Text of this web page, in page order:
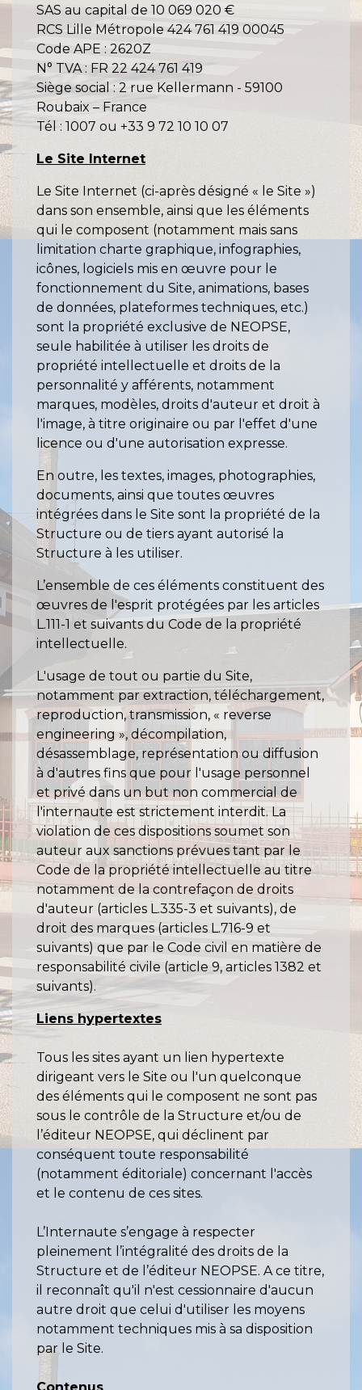
SAS au capital de 10 069 020 €
RCS Lille Métropole 424 761 419 00045
Code APE : 2620Z
N° TVA : FR 22 424 761 419
Siège social : 2 rue Kellermann - 59100
Roubaix – France
Tél : 1007 ou +33 9 72 10 10 07
Le Site Internet
Le Site Internet (ci-après désigné « le Site »)
dans son ensemble, ainsi que les éléments
qui le composent (notamment mais sans
limitation charte graphique, infographies,
icônes, logiciels mis en œuvre pour le
fonctionnement du Site, animations, bases
de données, plateformes techniques, etc.)
sont la propriété exclusive de NEOPSE,
seule habilitée à utiliser les droits de
propriété intellectuelle et droits de la
personnalité y afférents, notamment
marques, modèles, droits d'auteur et droit à
l'image, à titre originaire ou par l'effet d'une
licence ou d'une autorisation expresse.
En outre, les textes, images, photographies,
documents, ainsi que toutes œuvres
intégrées dans le Site sont la propriété de la
Structure ou de tiers ayant autorisé la
Structure à les utiliser.
L’ensemble de ces éléments constituent des
œuvres de l'esprit protégées par les articles
L.111-1 et suivants du Code de la propriété
intellectuelle.
L'usage de tout ou partie du Site,
notamment par extraction, téléchargement,
reproduction, transmission, « reverse
engineering », décompilation,
désassemblage, représentation ou diffusion
à d'autres fins que pour l'usage personnel
et privé dans un but non commercial de
l'internaute est strictement interdit. La
violation de ces dispositions soumet son
auteur aux sanctions prévues tant par le
Code de la propriété intellectuelle au titre
notamment de la contrefaçon de droits
d'auteur (articles L.335-3 et suivants), de
droit des marques (articles L.716-9 et
suivants) que par le Code civil en matière de
responsabilité civile (article 9, articles 1382 et
suivants).
Liens hypertextes
Tous les sites ayant un lien hypertexte
dirigeant vers le Site ou l'un quelconque
des éléments qui le composent ne sont pas
sous le contrôle de la Structure et/ou de
l’éditeur NEOPSE, qui déclinent par
conséquent toute responsabilité
(notamment éditoriale) concernant l'accès
et le contenu de ces sites.
L’Internaute s’engage à respecter
pleinement l’intégralité des droits de la
Structure et de l’éditeur NEOPSE. A ce titre,
il reconnaît qu'il n'est cessionnaire d'aucun
autre droit que celui d'utiliser les moyens
notamment techniques mis à sa disposition
par le Site.